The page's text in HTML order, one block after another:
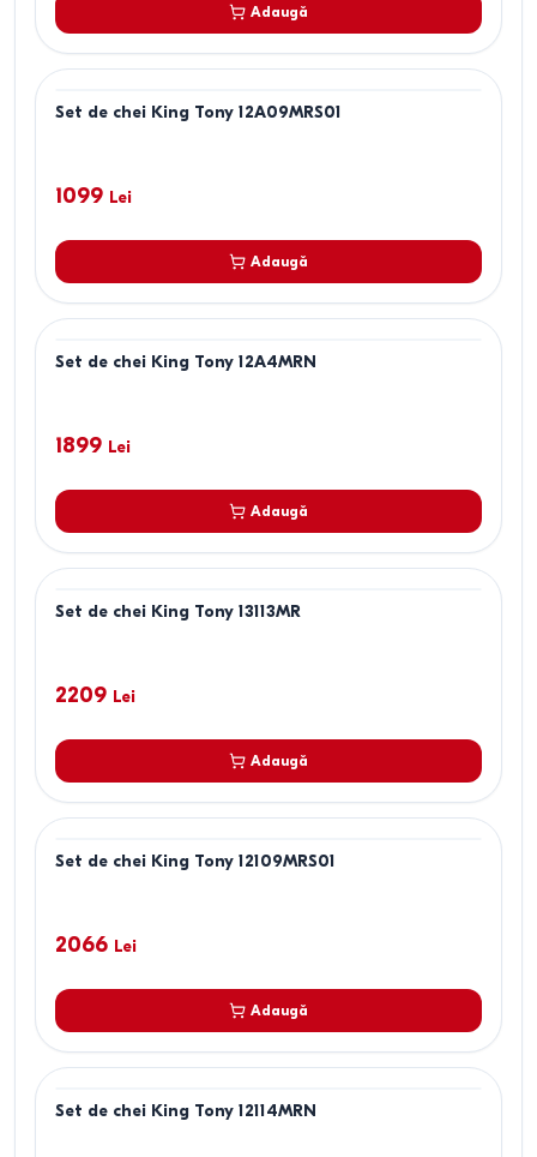
Adaugă
Set de chei King Tony 12A09MRS01
1099 Lei
Adaugă
Set de chei King Tony 12A4MRN
1899 Lei
Adaugă
Set de chei King Tony 13113MR
2209 Lei
Adaugă
Set de chei King Tony 12109MRS01
2066 Lei
Adaugă
Set de chei King Tony 12114MRN